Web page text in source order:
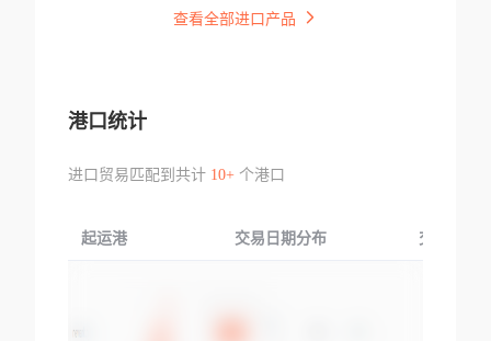
查看全部进口产品
港口统计
进口贸易匹配到共计 10+个港口
起运港 交易日期分布 交易产品